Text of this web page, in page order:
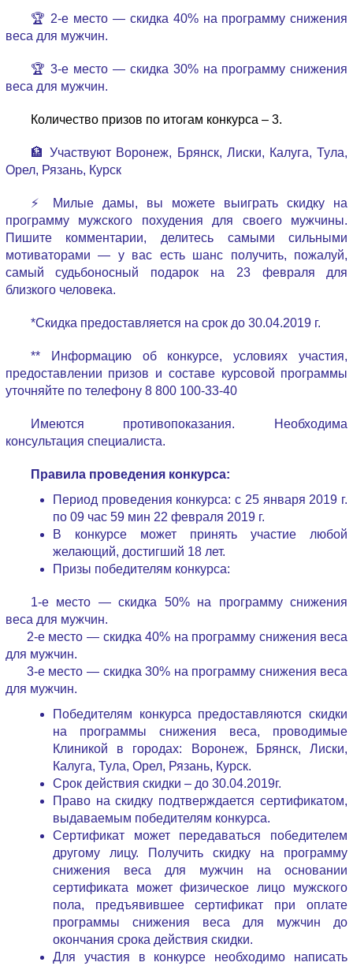
🏆 2-е место — скидка 40% на программу снижения
веса для мужчин.
🏆 3-е место — скидка 30% на программу снижения
веса для мужчин.
Количество призов по итогам конкурса – 3.
🏦 Участвуют Воронеж, Брянск, Лиски, Калуга, Тула,
Орел, Рязань, Курск
⚡ Милые дамы, вы можете выиграть скидку на
программу мужского похудения для своего мужчины.
Пишите комментарии, делитесь самыми сильными
мотиваторами — у вас есть шанс получить, пожалуй,
самый судьбоносный подарок на 23 февраля для
близкого человека.
*Скидка предоставляется на срок до 30.04.2019 г.
** Информацию об конкурсе, условиях участия,
предоставлении призов и составе курсовой программы
уточняйте по телефону 8 800 100-33-40
Имеются противопоказания. Необходима
консультация специалиста.
Правила проведения конкурса:
Период проведения конкурса: с 25 января 2019 г.
по 09 час 59 мин 22 февраля 2019 г.
В конкурсе может принять участие любой
желающий, достигший 18 лет.
Призы победителям конкурса:
1-е место — скидка 50% на программу снижения
веса для мужчин.
2-е место — скидка 40% на программу снижения веса
для мужчин.
3-е место — скидка 30% на программу снижения веса
для мужчин.
Победителям конкурса предоставляются скидки
на программы снижения веса, проводимые
Клиникой в городах: Воронеж, Брянск, Лиски,
Калуга, Тула, Орел, Рязань, Курск.
Срок действия скидки – до 30.04.2019г.
Право на скидку подтверждается сертификатом,
выдаваемым победителям конкурса.
Сертификат может передаваться победителем
другому лицу. Получить скидку на программу
снижения веса для мужчин на основании
сертификата может физическое лицо мужского
пола, предъявившее сертификат при оплате
программы снижения веса для мужчин до
окончания срока действия скидки.
Для участия в конкурсе необходимо написать